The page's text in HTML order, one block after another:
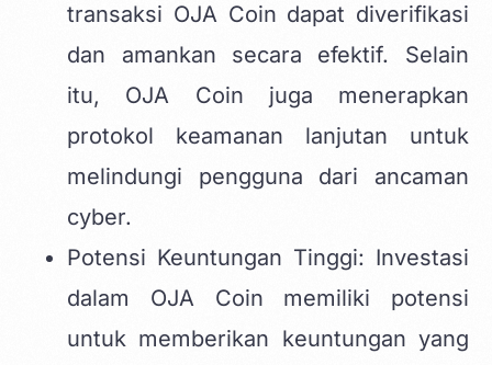
transaksi OJA Coin dapat diverifikasi
dan amankan secara efektif. Selain
itu, OJA Coin juga menerapkan
protokol keamanan lanjutan untuk
melindungi pengguna dari ancaman
cyber.
Potensi Keuntungan Tinggi: Investasi
dalam OJA Coin memiliki potensi
untuk memberikan keuntungan yang